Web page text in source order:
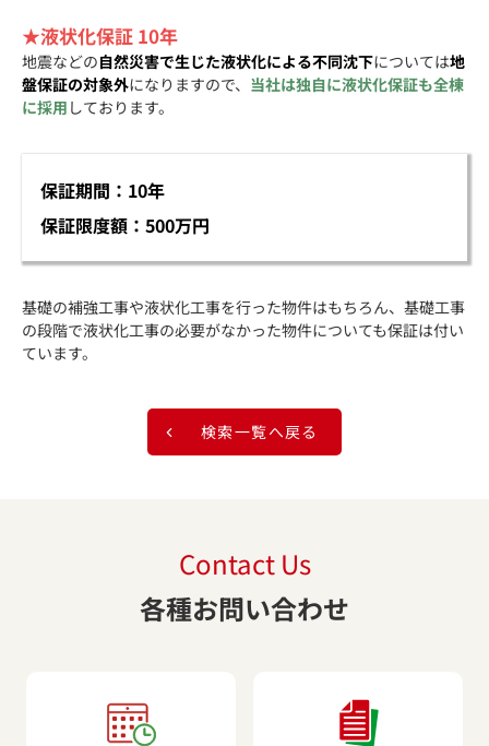
★液状化保証 10年
地震などの自然災害で生じた液状化による不同沈下については地
盤保証の対象外になりますので、 当社は独自に液状化保証も全棟
に採用 しております。
保証期間：10年
保証限度額：500万円
基礎の補強工事や液状化工事を行った物件はもちろん、基礎工事
の段階で液状化工事の必要がなかった物件についても保証は付い
ています。
検索一覧へ戻る
Contact Us
各種お問い合わせ